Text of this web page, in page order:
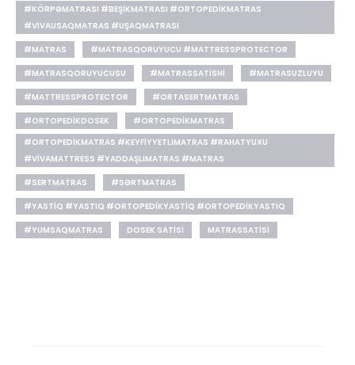
#KÖRPƏMATRASI #BEŞIKMATRASI #ORTOPEDIKMATRAS
#VIVAUSAQMATRAS #UŞAQMATRASI
#MATRAS
#MATRASQORUYUCU #MATTRESSPROTECTOR
#MATRASQORUYUCUSU
#MATRASSATISHI
#MATRASUZLUYU
#MATTRESSPROTECTOR
#ORTASERTMATRAS
#ORTOPEDIKDOSEK
#ORTOPEDIKMATRAS
#ORTOPEDIKMATRAS #KEYFIYYETLIMATRAS #RAHATYUXU
#VIVAMATTRESS #YADDAŞLIMATRAS #MATRAS
#SERTMATRAS
#SƏRTMATRAS
#YASTIQ #YASTIQ #ORTOPEDIKYASTIQ #ORTOPEDIKYASTIQ
#YUMSAQMATRAS
DOSEK SATISI MATRASSATISI